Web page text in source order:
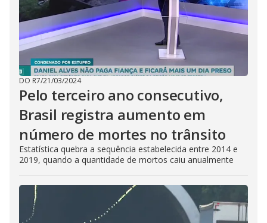
DO R7/21/03/2024
Pelo terceiro ano consecutivo,
Brasil registra aumento em
número de mortes no trânsito
Estatística quebra a sequência estabelecida entre 2014 e
2019, quando a quantidade de mortos caiu anualmente